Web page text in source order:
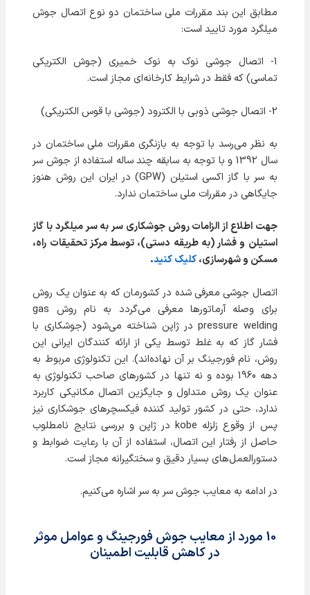
مطابق این بند مقررات ملی ساختمان دو نوع اتصال جوش
میلگرد مورد تایید است:
1- اتصال جوشی نوک به نوک خمیری (جوش الکتریکی
تماسی) که فقط در شرایط کارخانه‌ای مجاز است.
2- اتصال جوشی ذوبی با الکترود (جوشی با قوس الکتریکی)
به نظر می‌رسد با توجه به بازنگری مقررات ملی ساختمان در
سال 1392 و با توجه به سابقه چند ساله استفاده از جوش سر
به سر با گاز اکسی استیلن (GPW) در ایران این روش هنوز
جایگاهی در مقررات ملی ساختمان ندارد.
جهت اطلاع از الزامات روش جوشکاری سر به سر میلگرد با گاز
استیلن و فشار (به طریقه دستی)، توسط مرکز تحقیقات راه،
مسکن و شهرسازی،کلیک کنید.
اتصال جوشی معرفی شده در کشورمان که به عنوان یک روش
برای وصله آرماتورها معرفی می‌گردد به نام روش gas
pressure welding در ژاپن شناخته می‌شود (جوشکاری با
فشار گاز كه به غلط توسط يكی از ارائه كنندگان ايرانی اين
روش، نام فورجينگ بر آن نهاده‌اند). این تکنولوژی مربوط به
دهه 1960 بوده و نه تنها در کشورهای صاحب تکنولوژی به
عنوان یک روش متداول و جایگزین اتصال مکانیکی کاربرد
ندارد، حتی در کشور تولید کننده فیکسچرهای جوشکاری نیز
پس از وقوع زلزله kobe در ژاپن و بررسی نتایج نامطلوب
حاصل از رفتار این اتصال، استفاده از آن با رعایت ضوابط و
دستورالعمل‌های بسیار دقیق و سختگيرانه مجاز است.
در ادامه به معایب جوش سر به سر اشاره می‌کنیم.
10 مورد از معایب جوش فورجینگ و عوامل موثر
در کاهش قابلیت اطمینان